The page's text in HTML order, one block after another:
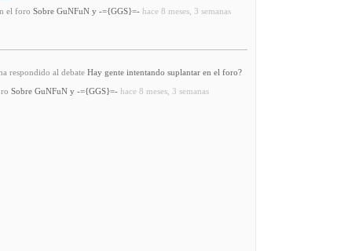
el foro Sobre GuNFuN y -={GGS}=- hace 8 meses, 3 semanas
respondido al debate Hay gente intentando suplantar en el foro?
Sobre GuNFuN y -={GGS}=- hace 8 meses, 3 semanas